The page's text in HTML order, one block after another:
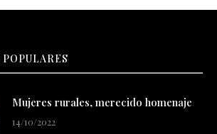
Mujeres rurales, merecido homenaje
14/10/2022